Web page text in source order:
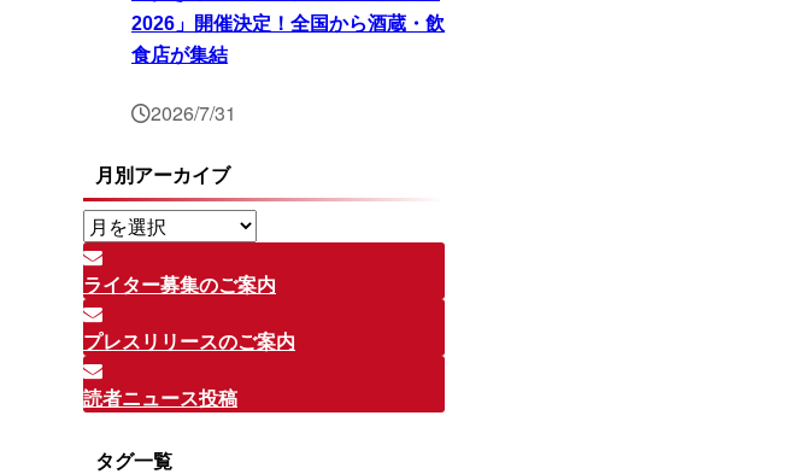
2026」開催決定！全国から酒蔵・飲
食店が集結
2026/7/31
月別アーカイブ
月
別
ア
ー
カ
イ
ブ
ライター募集のご案内
プレスリリースのご案内
読者ニュース投稿
タグ一覧